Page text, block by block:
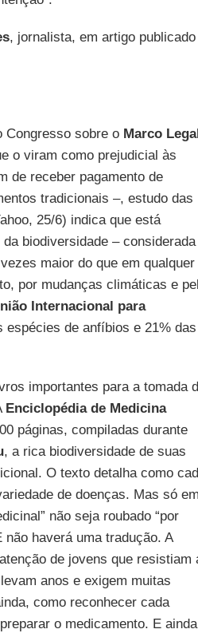
, jornalista, em artigo publicado
Congresso sobre o Marco
o viram como prejudicial às
de receber pagamento de
tradicionais –, estudo das
25/6) indica que está
biodiversidade – considerada
maior do que em qualquer
por mudanças climáticas e
Internacional para
espécies de anfíbios e 21% das
importantes para a tomada
Enciclopédia de Medicina
páginas, compiladas durante
, a rica biodiversidade de suas
O texto detalha como
de doenças. Mas só em
não seja roubado “por
haverá uma tradução. A
de jovens que resistiam
anos e exigem muitas
como reconhecer cada
o medicamento. E ainda